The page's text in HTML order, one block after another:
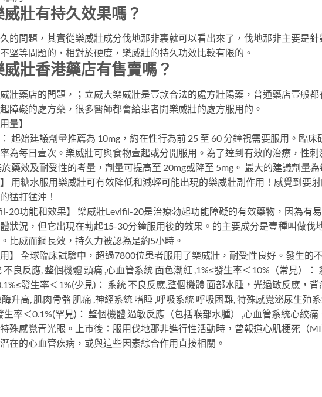
威壯有持久效果嗎？
的問題，其實從樂威壯成分伐地那非裏就可以看出來了，伐地那非主要是
堅等問題的，相對於硬度，樂威壯的持久功效比較有限的。
壯香港藥店有售賣嗎？
壯藥店的問題，；立威大樂威壯是壹款合法的處方壯陽藥，普通藥店壹般
障礙的處方藥，很多醫師都會給患者開樂威壯的處方服用的。
量】
起始建議劑量推薦為 10mg，約在性行為前 25 至 60 分鐘視需要服用。臨
為每日壹次。樂威壯可與食物壹起或分開服用。為了達到有效的治療，性刺
藥效及耐受性的考量，劑量可提高至 20mg或降至 5mg。 最大的建議劑量為
】 用糖水服用樂威壯可有效降低和減輕可能出現的樂威壯副作用！感覺到要
猛打猛沖！
20功能和效果】 樂威壯Levifil-20是治療勃起功能障礙的有效藥物，因為有
狀況，但它出現在勃起15-30分鐘服用後的效果。的主要成分是壹種叫做
比威而鋼長效，持久力被認為是約5小時。
用】 全球臨床試驗中，超過7800位患者服用了樂威壯，耐受性良好。發生
不良反應, 整個機體 頭痛 ,心血管系統 面色潮紅 ,1%≤發生率＜10%（常見）
發生率＜1%(少見)： 系統 不良反應,整個機體 面部水腫，光過敏反應，
升高, 肌肉骨骼 肌痛 ,神經系統 嗜睡 ,呼吸系統 呼吸困難, 特殊感覺泌尿生
生率＜0.1%(罕見)： 整個機體 過敏反應（包括喉部水腫） ,心血管系統心絞
殊感覺青光眼。上市後：服用伐地那非進行性活動時，曾報道心肌梗死（
在的心血管疾病，或與這些因素綜合作用直接相關。